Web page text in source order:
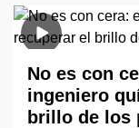
No es con
ingeniero
brillo de los